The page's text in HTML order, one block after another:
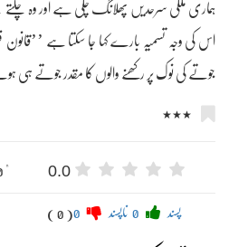
ہماری ملکی سرحدیں پھلانگ چکی ہے اور وہ چلتے
اس کی وجہ تسمیہ بارے کہا جا سکتا ہے
جوتے کی نوک پر رکھنے والوں کا مقدر جوتے ہی
٭٭٭
0.0 " 0 "ووٹ وصول ہوئے۔
پسند ناپسند ( 0 )